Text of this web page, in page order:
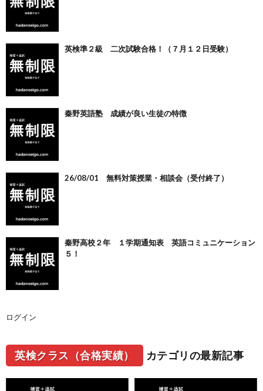
英検準２級 二次試験合格！（７月１２日受験）
秦野英語塾 成績が良い生徒の特徴
26/08/01 無料対策授業・相談会（受付終了）
秦野高校２年 １学期通知表 英語コミュニケーション
５！
ログイン
英検クラス（合格実績） カテゴリの最新記事